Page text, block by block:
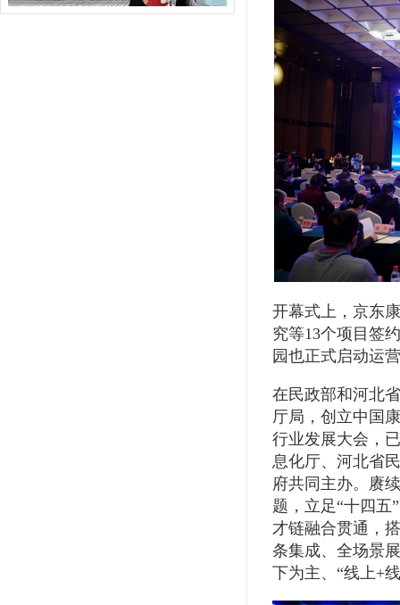
开幕式上，京东
究等13个项目签
园也正式启动运
在民政部和河北
厅局，创立中国
行业发展大会，
息化厅、河北省
府共同主办。赓
题，立足“十四五
才链融合贯通，
条集成、全场景
下为主、“线上+